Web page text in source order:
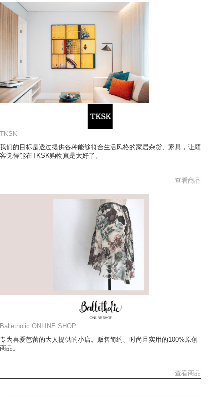
TKSK
我们的目标是透过提供各种能够符合生活风格的家居杂货、家具，让顾
客觉得能在TKSK购物真是太好了。
查看商品
Balletholic ONLINE SHOP
专为喜爱芭蕾的大人提供的小店。贩售简约、时尚且实用的100%原创
商品。
查看商品